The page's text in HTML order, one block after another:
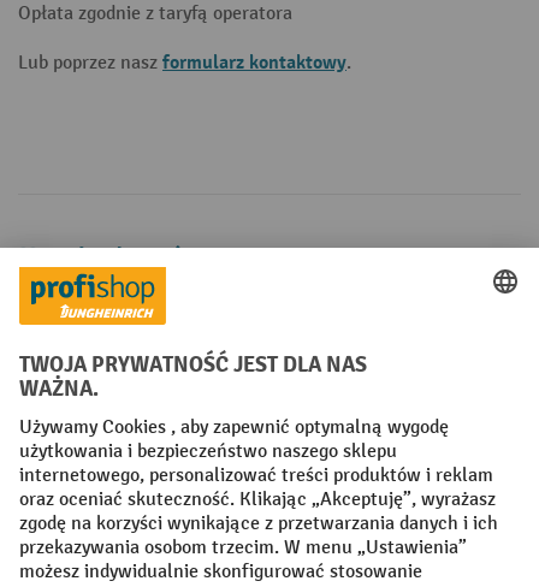
Opłata zgodnie z taryfą operatora
Lub poprzez nasz formularz kontaktowy.
Metody płatności
Creditcard (Master)Creditcard (Visa)
Factura Przedpłata
Sieci społecznościowe
Facebook
YouTube
LinkedIn
Instagram